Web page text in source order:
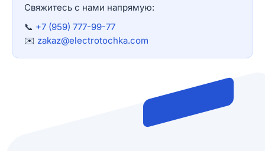
Свяжитесь с нами напрямую:
📞 +7 (959) 777-99-77
✉️ zakaz@electrotochka.com